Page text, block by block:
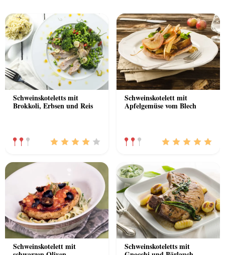
Schweinskoteletts mit
Brokkoli, Erbsen und Reis
Schweinskotelett mit
Apfelgemüse vom Blech
Schweinskotelett mit Schweinskoteletts mit